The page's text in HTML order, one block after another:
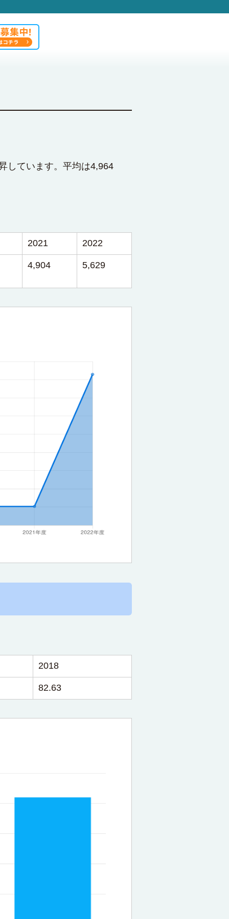
しています。平均は4,964
2021 2022
4,904 5,629
2018
82.63